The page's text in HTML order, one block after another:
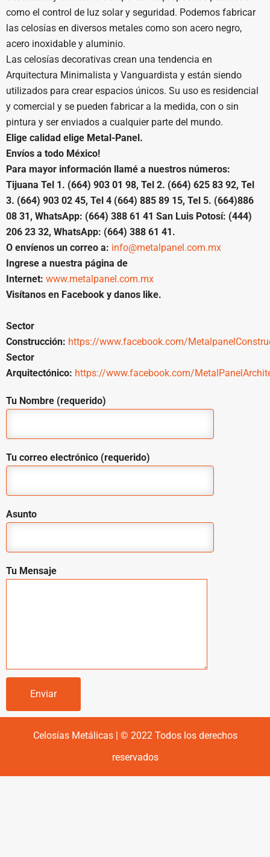
como el control de luz solar y seguridad. Podemos fabricar
las celosías en diversos metales como son acero negro,
acero inoxidable y aluminio.
Las celosías decorativas crean una tendencia en
Arquitectura Minimalista y Vanguardista y están siendo
utilizados para crear espacios únicos. Su uso es residencial
y comercial y se pueden fabricar a la medida, con o sin
pintura y ser enviados a cualquier parte del mundo.
Elige calidad elige Metal-Panel.
Envíos a todo México!
Para mayor información llamé a nuestros números:
Tijuana Tel 1. (664) 903 01 98, Tel 2. (664) 625 83 92, Tel
3. (664) 903 02 45, Tel 4 (664) 885 89 15, Tel 5. (664)886
08 31, WhatsApp: (664) 388 61 41 San Luis Potosí: (444)
206 23 32, WhatsApp: (664) 388 61 41.
O envíenos un correo a: info@metalpanel.com.mx
Ingrese a nuestra página de
Internet: www.metalpanel.com.mx
Visítanos en Facebook y danos like.
Sector
Construcción: https://www.facebook.com/
Sector
Arquitectónico: https://www.facebook.com/
Tu Nombre (requerido)
Tu correo electrónico (requerido)
Asunto
Tu Mensaje
Celosías Metálicas | © 2022 Todos los derechos
reservados